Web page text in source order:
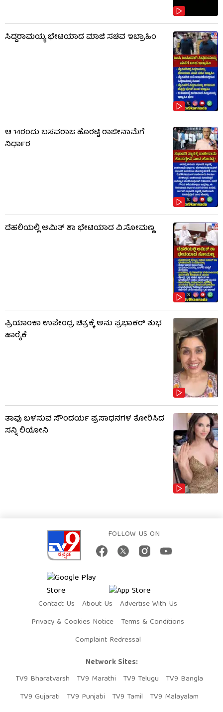
ಸಿದ್ದರಾಮಯ್ಯ ಭೇಟಿಯಾದ ಮಾಜಿ ಸಚಿವ ಇಬ್ರಾಹಿಂ
ಆ 14ರಂದು ಬಸವರಾಜ ಹೊರಟ್ಟಿ ರಾಜೀನಾಮೆಗೆ
ನಿರ್ಧಾರ
ದೆಹಲಿಯಲ್ಲಿ ಅಮಿತ್ ಶಾ ಭೇಟಿಯಾದ ವಿ.ಸೋಮಣ್ಣ
ಪ್ರಿಯಾಂಕಾ ಉಪೇಂದ್ರ ಚಿತ್ರಕ್ಕೆ ಅನು ಪ್ರಭಾಕರ್ ಶುಭ
ಹಾರೈಕೆ
ತಾವು ಬಳಸುವ ಸೌಂದರ್ಯ ಪ್ರಸಾಧನಗಳ ತೋರಿಸಿದ
ಸನ್ನಿ ಲಿಯೋನಿ
FOLLOW US ON
Contact Us About Us
Advertise With Us
Privacy & Cookies Notice
Terms & Conditions
Complaint Redressal
Network Sites:
TV9 Bharatvarsh
TV9 Marathi TV9 Telugu
TV9 Bangla
TV9 Gujarati
TV9 Punjabi TV9 Tamil
TV9 Malayalam